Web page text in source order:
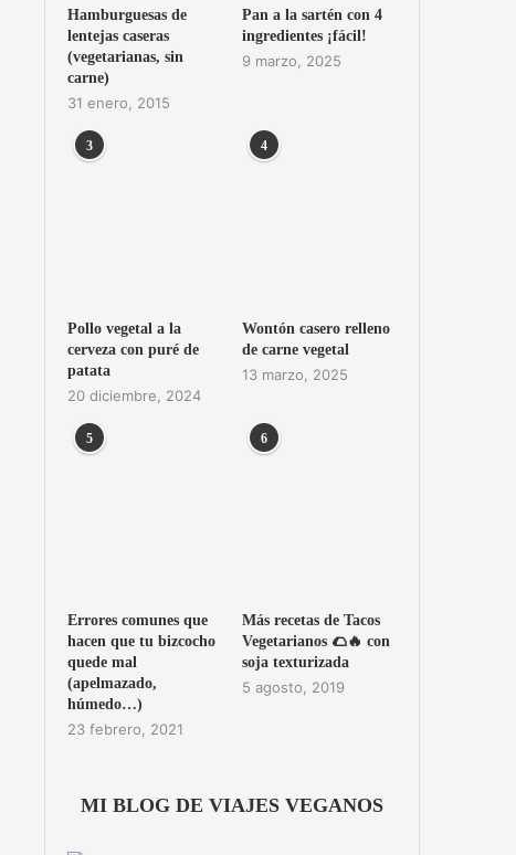
Hamburguesas de
lentejas caseras
(vegetarianas, sin
carne)
31 enero, 2015
Pan a la sartén con 4
ingredientes ¡fácil!
9 marzo, 2025
3
Pollo vegetal a la
cerveza con puré de
patata
20 diciembre, 2024
4
Wontón casero relleno
de carne vegetal
13 marzo, 2025
5
Errores comunes que
hacen que tu bizcocho
quede mal
(apelmazado,
húmedo…)
23 febrero, 2021
6
Más recetas de Tacos
Vegetarianos 🌮🔥 con
soja texturizada
5 agosto, 2019
MI BLOG DE VIAJES VEGANOS